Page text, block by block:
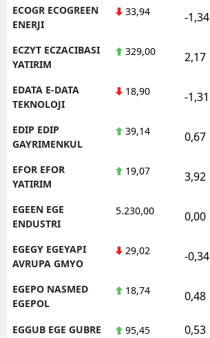
ECOGR ECOGREEN
ENERJI
33,94 -1,34
ECZYT ECZACIBASI
YATIRIM
329,00 2,17
EDATA E-DATA
TEKNOLOJI
18,90 -1,31
EDIP EDIP
GAYRIMENKUL
39,14 0,67
EFOR EFOR
YATIRIM
19,07 3,92
EGEEN EGE
ENDUSTRI
5.230,00 0,00
EGEGY EGEYAPI
AVRUPA GMYO
29,02 -0,34
EGEPO NASMED
EGEPOL
18,74 0,48
EGGUB EGE GUBRE 95,45 0,53